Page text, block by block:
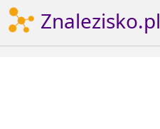
Znalezisko.pl